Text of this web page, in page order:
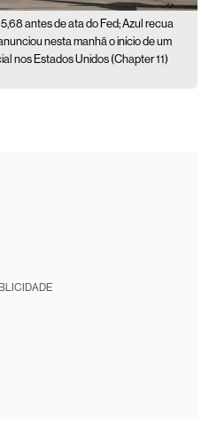
antes de ata do Fed; Azul recua
nesta manhã o início de um
nos Estados Unidos (Chapter 11)